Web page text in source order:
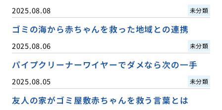
2025.08.08 未分類
ゴミの海から赤ちゃんを救った地域との連携
2025.08.06 未分類
パイプクリーナーワイヤーでダメなら次の一手
2025.08.05 未分類
友人の家がゴミ屋敷赤ちゃんを救う言葉とは